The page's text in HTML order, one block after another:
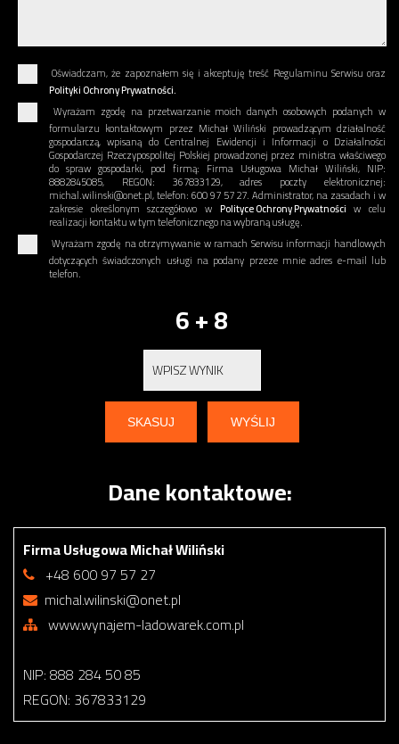
Oświadczam, że zapoznałem się i akceptuję treść Regulaminu Serwisu oraz
Polityki Ochrony Prywatności.
Wyrażam zgodę na przetwarzanie moich danych osobowych podanych w
formularzu kontaktowym przez Michał Wiliński prowadzącym działalność
gospodarczą, wpisaną do Centralnej Ewidencji i Informacji o Działalności
Gospodarczej Rzeczypospolitej Polskiej prowadzonej przez ministra właściwego
do spraw gospodarki, pod firmą: Firma Usługowa Michał Wiliński, NIP:
8882845085, REGON: 367833129, adres poczty elektronicznej:
michal.wilinski@onet.pl, telefon: 600 97 57 27. Administrator, na zasadach i w
zakresie określonym szczegółowo w Polityce Ochrony Prywatności w celu
realizacji kontaktu w tym telefonicznego na wybraną usługę.
Wyrażam zgodę na otrzymywanie w ramach Serwisu informacji handlowych
dotyczących świadczonych usługi na podany przeze mnie adres e-mail lub
telefon.
6 + 8
Dane kontaktowe:
Firma Usługowa Michał Wiliński
+48 600 97 57 27
michal.wilinski@onet.pl
www.wynajem-ladowarek.com.pl
NIP: 888 284 50 85
REGON: 367833129